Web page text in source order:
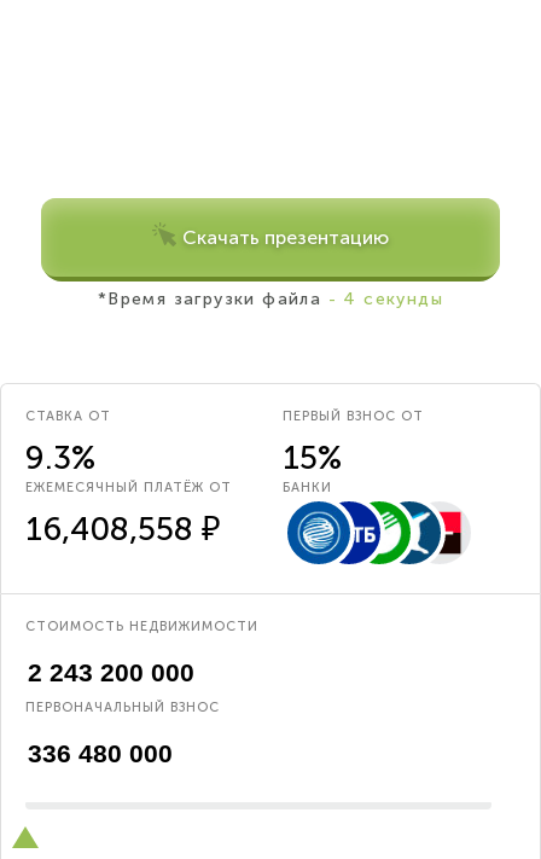
Скачать презентацию
*Время загрузки файла - 4 секунды
СТАВКА ОТ
9.3%
ПЕРВЫЙ ВЗНОС ОТ
15%
ЕЖЕМЕСЯЧНЫЙ ПЛАТЁЖ ОТ
16,408,558 ₽
БАНКИ
СТОИМОСТЬ НЕДВИЖИМОСТИ
ПЕРВОНАЧАЛЬНЫЙ ВЗНОС